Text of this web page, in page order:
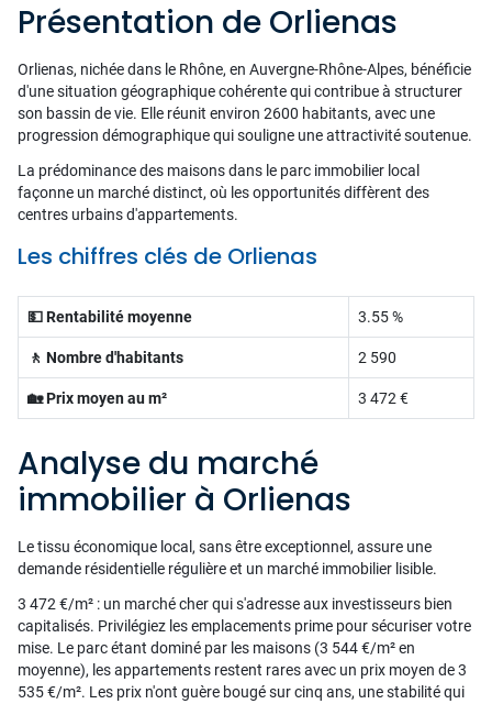
Présentation de Orlienas
Orlienas, nichée dans le Rhône, en Auvergne-Rhône-Alpes, bénéficie
d'une situation géographique cohérente qui contribue à structurer
son bassin de vie. Elle réunit environ 2600 habitants, avec une
progression démographique qui souligne une attractivité soutenue.
La prédominance des maisons dans le parc immobilier local
façonne un marché distinct, où les opportunités diffèrent des
centres urbains d'appartements.
Les chiffres clés de Orlienas
💵 Rentabilité moyenne 3.55 %
🚶 Nombre d'habitants 2 590
🏡 Prix moyen au m² 3 472 €
Analyse du marché
immobilier à Orlienas
Le tissu économique local, sans être exceptionnel, assure une
demande résidentielle régulière et un marché immobilier lisible.
3 472 €/m² : un marché cher qui s'adresse aux investisseurs bien
capitalisés. Privilégiez les emplacements prime pour sécuriser votre
mise. Le parc étant dominé par les maisons (3 544 €/m² en
moyenne), les appartements restent rares avec un prix moyen de 3
535 €/m². Les prix n'ont guère bougé sur cinq ans, une stabilité qui